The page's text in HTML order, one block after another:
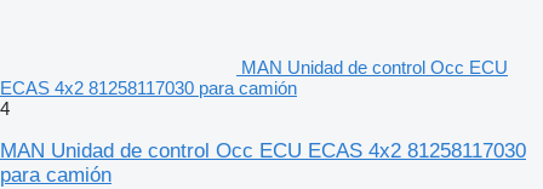
MAN Unidad de control Occ ECU
ECAS 4x2 81258117030 para camión
4
MAN Unidad de control Occ ECU ECAS 4x2 81258117030
para camión